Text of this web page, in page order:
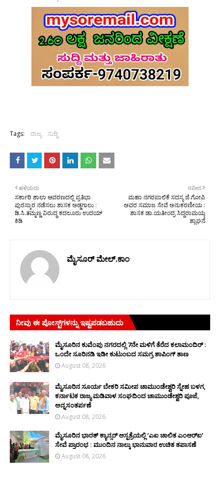
Tags: ರಾಜ್ಯ ಸುದ್ದಿ
ನವೀನ
ಮಹಾ ನಗರಪಾಲಿಕೆ ಸದಸ್ಯ ಜೆ.ಗೋಪಿ
ಅವರ ಸಮಾಜ ಸೇವೆ ಅನುಕರಣೀಯ :
ಶಾಸಕ ಡಾ.ಯತೀಂದ್ರ ಸಿದ್ದರಾಮಯ್ಯ
ಶ್ಲಾಘನೆ
ಹಳೆಯದು
ಸರ್ಕಾರಿ ಶಾಲಾ ಆವರಣದಲ್ಲಿ ಪ್ರತಿಭಾ
ಪುರಸ್ಕಾರ ನಡೆಸಲು ಶಾಸಕ ಅಡ್ಡಗಾಲು :
ಡಿ.ಸಿ.ತಮ್ಮಣ್ಣ ವಿರುದ್ಧ ಕದಲೂರು ಉದಯ್
ಕಿಡಿ
ಮೈಸೂರ್ ಮೇಲ್.ಕಾಂ
ನೀವು ಈ ಪೋಸ್ಟ್‌ಗಳನ್ನು ಇಷ್ಟಪಡಬಹುದು
ಮೈಸೂರಿನ ಕುವೆಂಪು ನಗರದಲ್ಲಿ 7ನೇ ಮಳಿಗೆ ತೆರೆದ ಕಲಾಮಂದಿರ್ :
ಒಂದೇ ಸೂರಿನಡಿ ಇಡೀ ಕುಟುಂಬದ ಸಮಗ್ರ ಶಾಪಿಂಗ್ ತಾಣ
August 08, 2026
ಮೈಸೂರಿನ ಸೂರ್ಯ ಬೇಕರಿ ಸಮೀಪ ಚಾಮುಂಡೇಶ್ವರಿ ಸ್ನೇಹ ಬಳಗ,
ಕರ್ನಾಟಕ ರಾಜ್ಯ ಮಡಿವಾಳ ಸಂಘದಿಂದ ಚಾಮುಂಡೇಶ್ವರಿ ಪೂಜೆ,
ಅನ್ನಸಂತರ್ಪಣೆ
August 08, 2026
ಮೈಸೂರಿನ ಭಾರತ್ ಕ್ಯಾನ್ಸರ್ ಆಸ್ಪತ್ರೆಯಲ್ಲಿ ‘ಎಐ ಚಾಲಿತ ಎಂಆರ್‌ಐ’
ಸೇವೆ ಪ್ರಾರಂಭ : ಮುಂದಿನ ನಾಲ್ಕು ಭಾನುವಾರ ಉಚಿತ ತಪಾಸಣೆ
August 08, 2026